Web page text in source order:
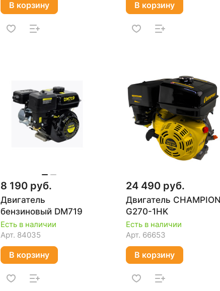
В корзину В корзину
8 190 руб.
Двигатель
бензиновый DM719
Есть в наличии
Арт. 84035
В корзину
24 490 руб.
Двигатель CHAMPION
G270-1HK
Есть в наличии
Арт. 66653
В корзину